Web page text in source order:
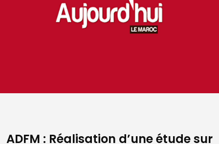
ADFM : Réalisation d’une étude sur